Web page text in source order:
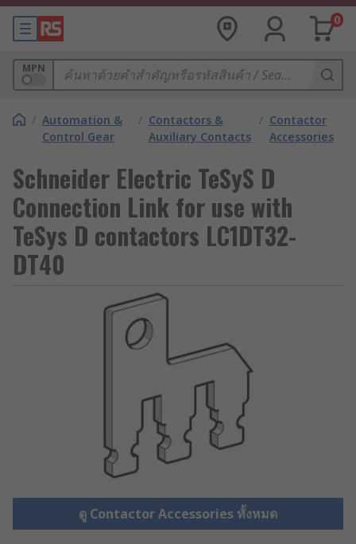
0
MPN
/ Automation &
Control Gear
/ Contactors &
Auxiliary Contacts
/ Contactor
Accessories
Schneider Electric TeSyS D
Connection Link for use with
TeSys D contactors LC1DT32-
DT40
ดู Contactor Accessories ทั้งหมด